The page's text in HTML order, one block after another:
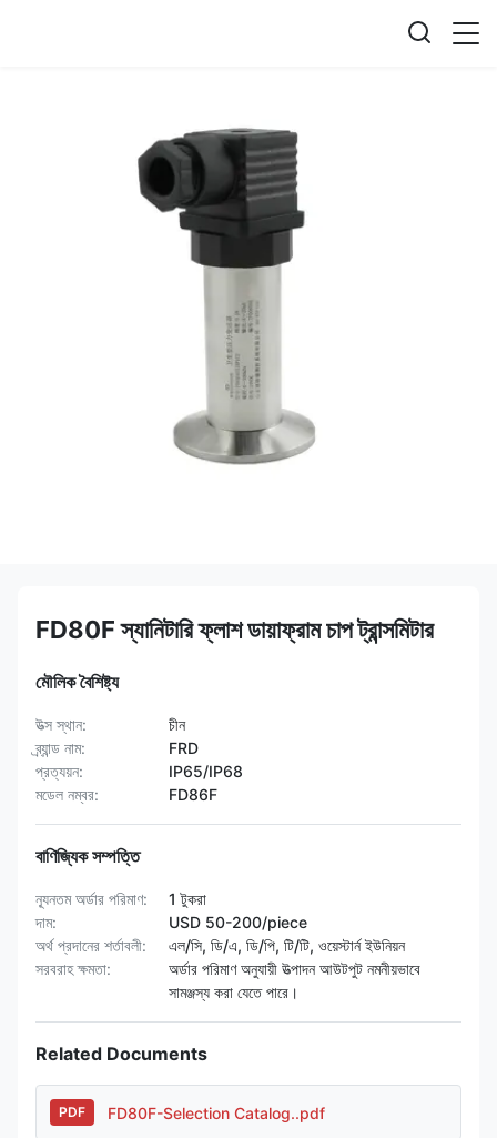
FD80F স্যানিটারি ফ্লাশ ডায়াফ্রাম চাপ ট্রান্সমিটার
মৌলিক বৈশিষ্ট্য
উত্স স্থান:
চীন
ব্র্যান্ড নাম:
FRD
প্রত্যয়ন:
IP65/IP68
মডেল নম্বর:
FD86F
বাণিজ্যিক সম্পত্তি
ন্যূনতম অর্ডার পরিমাণ:
1 টুকরা
দাম:
USD 50-200/piece
অর্থ প্রদানের শর্তাবলী:
এল/সি, ডি/এ, ডি/পি, টি/টি, ওয়েস্টার্ন ইউনিয়ন
সরবরাহ ক্ষমতা:
অর্ডার পরিমাণ অনুযায়ী উত্পাদন আউটপুট নমনীয়ভাবে
সামঞ্জস্য করা যেতে পারে।
Related Documents
PDF FD80F-Selection Catalog..pdf